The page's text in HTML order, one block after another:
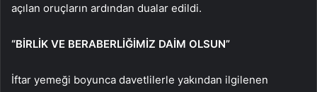
açılan oruçların ardından dualar edildi.
“BİRLİK VE BERABERLİĞİMİZ DAİM OLSUN”
İftar yemeği boyunca davetlilerle yakından ilgilenen